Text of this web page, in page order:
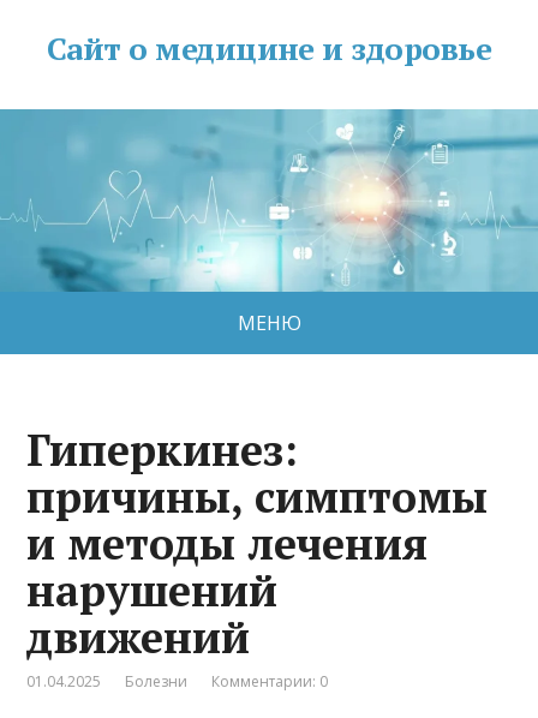
Сайт о медицине и здоровье
МЕНЮ
Гиперкинез:
причины, симптомы
и методы лечения
нарушений
движений
01.04.2025 Болезни Комментарии: 0